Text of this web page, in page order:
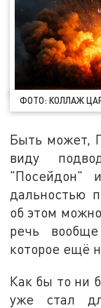
ФОТО: КОЛЛАЖ
Быть может,
виду
"Посейдон"
дальностью
об этом
речь
которое ещё
Как бы то ни
уже стал